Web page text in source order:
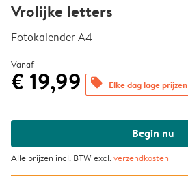
Vrolijke letters
Fotokalender A4
Vanaf
€ 19,99 offers Elke dag lage prijzen
Begin nu
Alle prijzen incl. BTW excl.verzendkosten